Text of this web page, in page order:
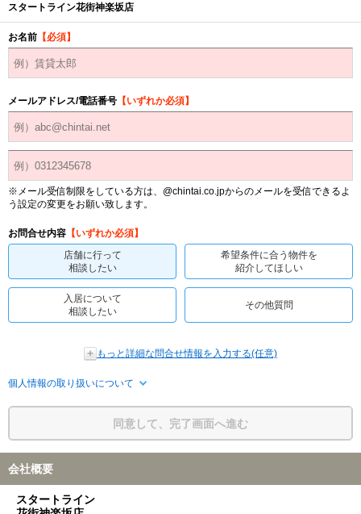
スタートライン花街神楽坂店
お名前 【必須】
メールアドレス/電話番号 【いずれか必須】
※メール受信制限をしている方は、@chintai.co.jpからのメールを受信できるよ
う設定の変更をお願い致します。
お問合せ内容 【いずれか必須】
店舗に行って
相談したい
希望条件に合う物件を
紹介してほしい
入居について
相談したい
その他質問
もっと詳細な問合せ情報を入力する(任意)
個人情報の取り扱いについて
同意して、完了画面へ進む
会社概要
スタートライン